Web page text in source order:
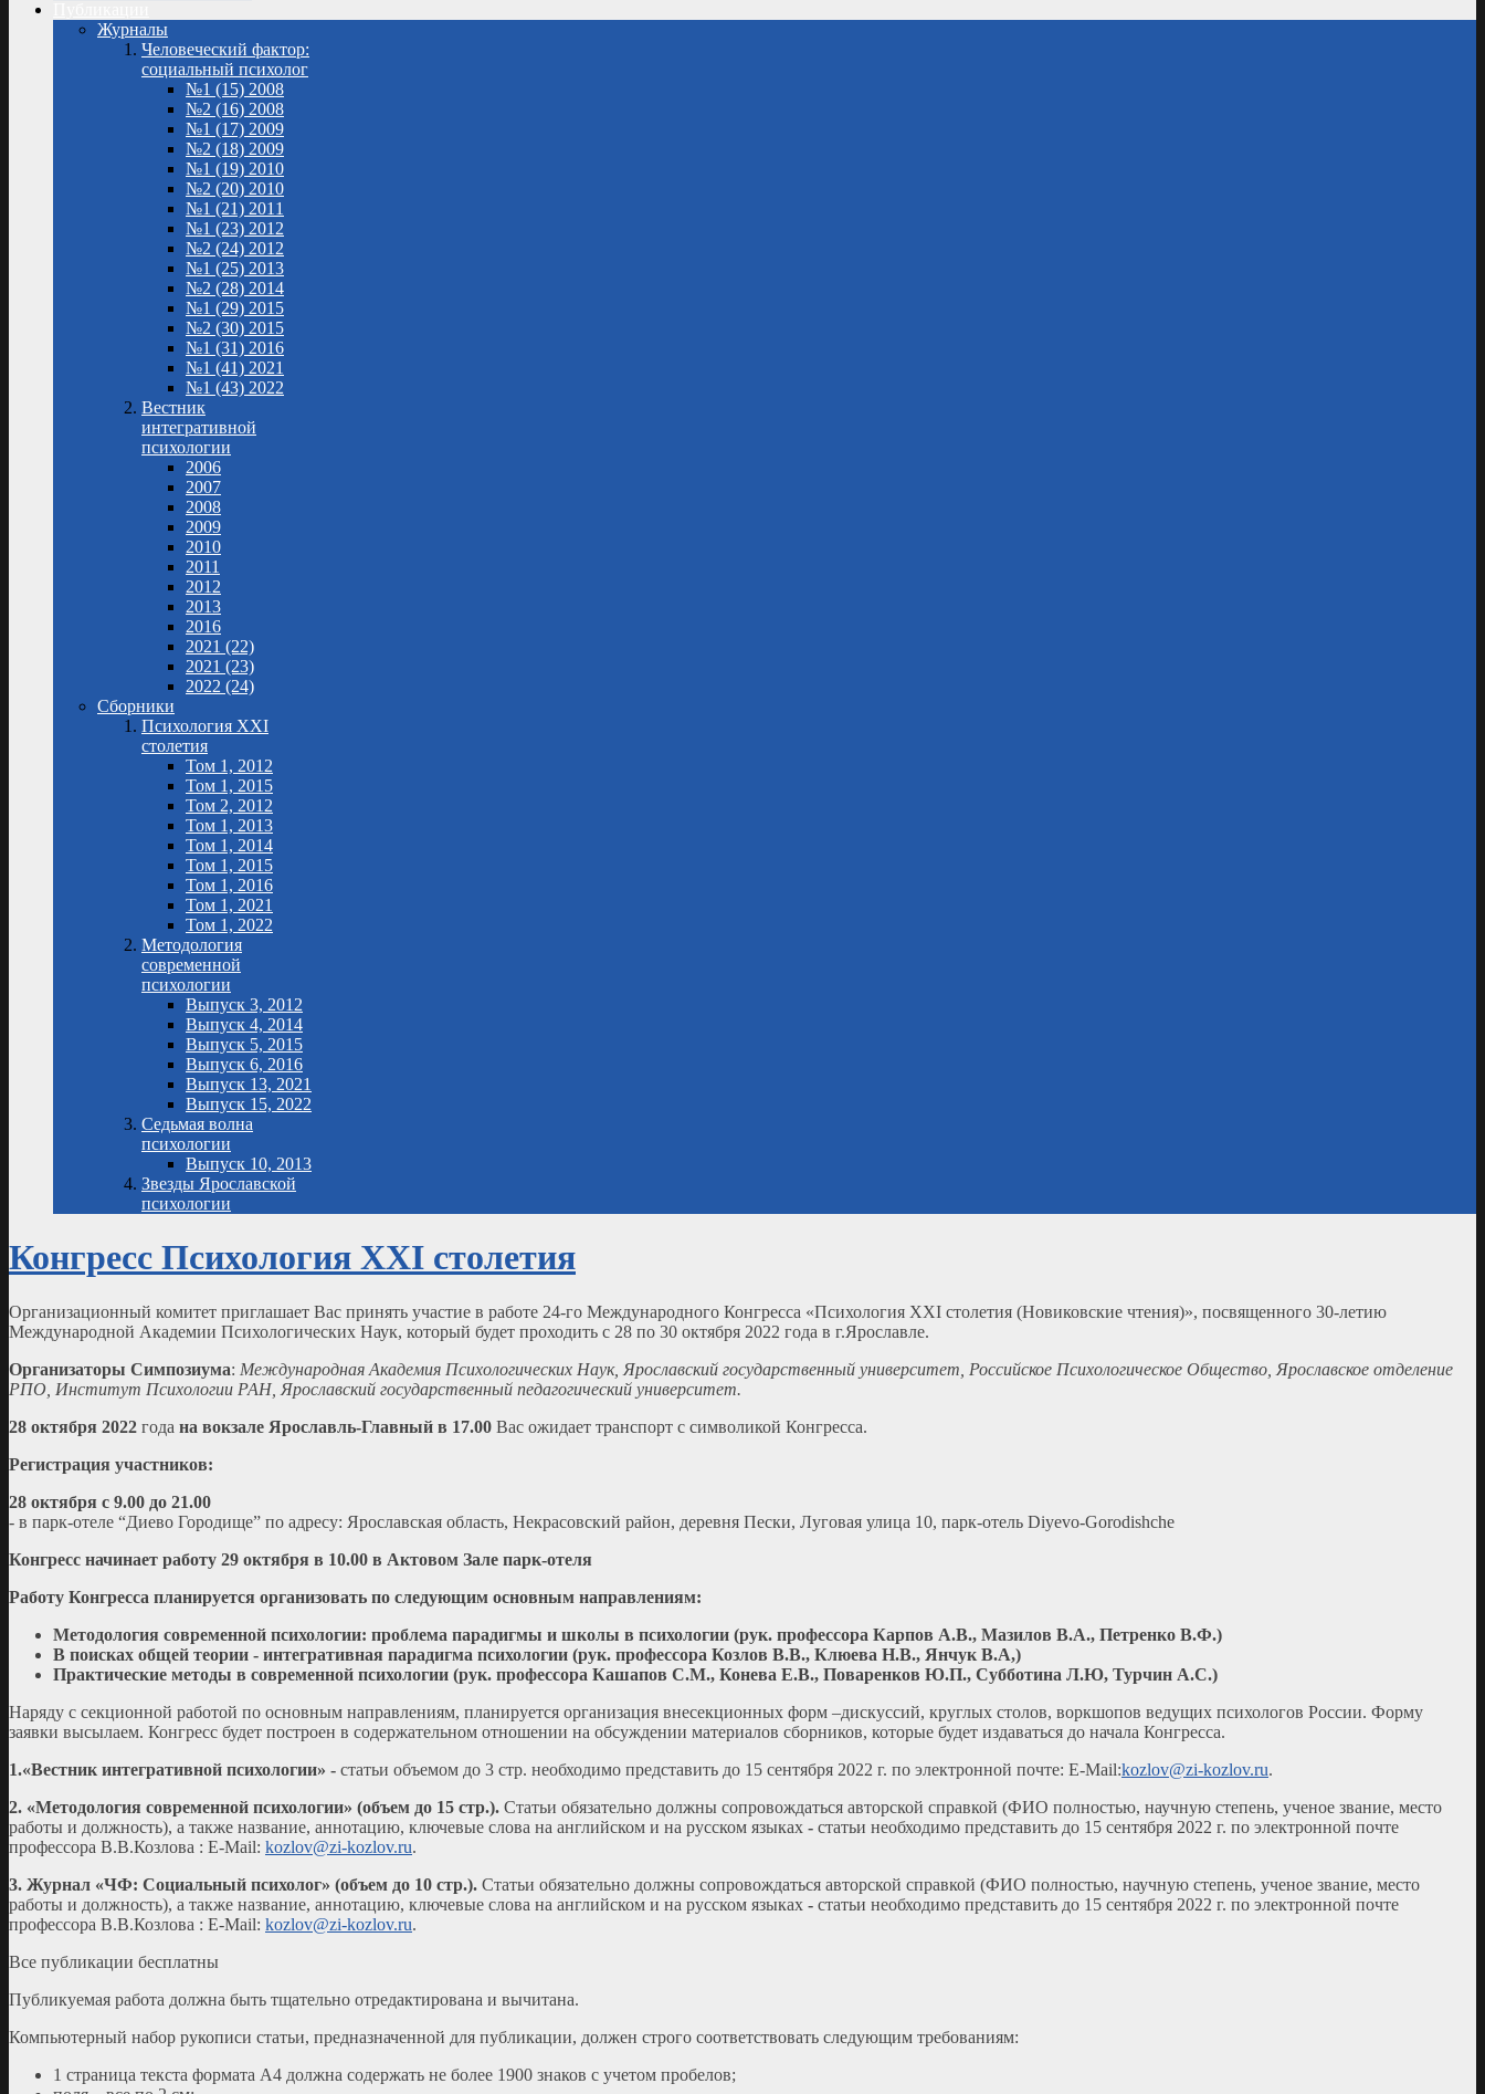
Журналы
Человеческий фактор:
социальный психолог
№1 (15) 2008
№2 (16) 2008
№1 (17) 2009
№2 (18) 2009
№1 (19) 2010
№2 (20) 2010
№1 (21) 2011
№1 (23) 2012
№2 (24) 2012
№1 (25) 2013
№2 (28) 2014
№1 (29) 2015
№2 (30) 2015
№1 (31) 2016
№1 (41) 2021
№1 (43) 2022
Вестник
интегративной
психологии
2006
2007
2008
2009
2010
2011
2012
2013
2016
2021 (22)
2021 (23)
2022 (24)
Сборники
Психология XXI
столетия
Том 1, 2012
Том 1, 2015
Том 2, 2012
Том 1, 2013
Том 1, 2014
Том 1, 2015
Том 1, 2016
Том 1, 2021
Том 1, 2022
Методология
современной
психологии
Выпуск 3, 2012
Выпуск 4, 2014
Выпуск 5, 2015
Выпуск 6, 2016
Выпуск 13, 2021
Выпуск 15, 2022
Седьмая волна
психологии
Выпуск 10, 2013
Звезды Ярославской
психологии
Конгресс Психология XXI столетия
Организационный комитет приглашает Вас принять участие в работе 24-го Международного Конгресса «Психология XXI столетия (Новиковские чтения)», посвященного 30-летию
Международной Академии Психологических Наук, который будет проходить с 28 по 30 октября 2022 года в г.Ярославле.
Организаторы Симпозиума: Международная Академия Психологических Наук, Ярославский государственный университет, Российское Психологическое Общество, Ярославское отделение
РПО, Институт Психологии РАН, Ярославский государственный педагогический университет.
28 октября 2022 года на вокзале Ярославль-Главный в 17.00 Вас ожидает транспорт с символикой Конгресса.
Регистрация участников:
28 октября с 9.00 до 21.00
- в парк-отеле “Диево Городище” по адресу: Ярославская область, Некрасовский район, деревня Пески, Луговая улица 10, парк-отель Diyevo-Gorodishche
Конгресс начинает работу 29 октября в 10.00 в Актовом Зале парк-отеля
Работу Конгресса планируется организовать по следующим основным направлениям:
Методология современной психологии: проблема парадигмы и школы в психологии (рук. профессора Карпов А.В., Мазилов В.А., Петренко В.Ф.)
В поисках общей теории - интегративная парадигма психологии (рук. профессора Козлов В.В., Клюева Н.В., Янчук В.А,)
Практические методы в современной психологии (рук. профессора Кашапов С.М., Конева Е.В., Поваренков Ю.П., Субботина Л.Ю, Турчин А.С.)
Наряду с секционной работой по основным направлениям, планируется организация внесекционных форм –дискуссий, круглых столов, воркшопов ведущих психологов России. Форму
заявки высылаем. Конгресс будет построен в содержательном отношении на обсуждении материалов сборников, которые будет издаваться до начала Конгресса.
1.«Вестник интегративной психологии» - статьи объемом до 3 стр. необходимо представить до 15 сентября 2022 г. по электронной почте: E-Mail:kozlov@zi-kozlov.ru.
2. «Методология современной психологии» (объем до 15 стр.). Статьи обязательно должны сопровождаться авторской справкой (ФИО полностью, научную степень, ученое звание, место
работы и должность), а также название, аннотацию, ключевые слова на английском и на русском языках - статьи необходимо представить до 15 сентября 2022 г. по электронной почте
профессора В.В.Козлова : E-Mail: kozlov@zi-kozlov.ru.
3. Журнал «ЧФ: Социальный психолог» (объем до 10 стр.). Статьи обязательно должны сопровождаться авторской справкой (ФИО полностью, научную степень, ученое звание, место
работы и должность), а также название, аннотацию, ключевые слова на английском и на русском языках - статьи необходимо представить до 15 сентября 2022 г. по электронной почте
профессора В.В.Козлова : E-Mail: kozlov@zi-kozlov.ru.
Все публикации бесплатны
Публикуемая работа должна быть тщательно отредактирована и вычитана.
Компьютерный набор рукописи статьи, предназначенной для публикации, должен строго соответствовать следующим требованиям:
1 страница текста формата А4 должна содержать не более 1900 знаков с учетом пробелов;